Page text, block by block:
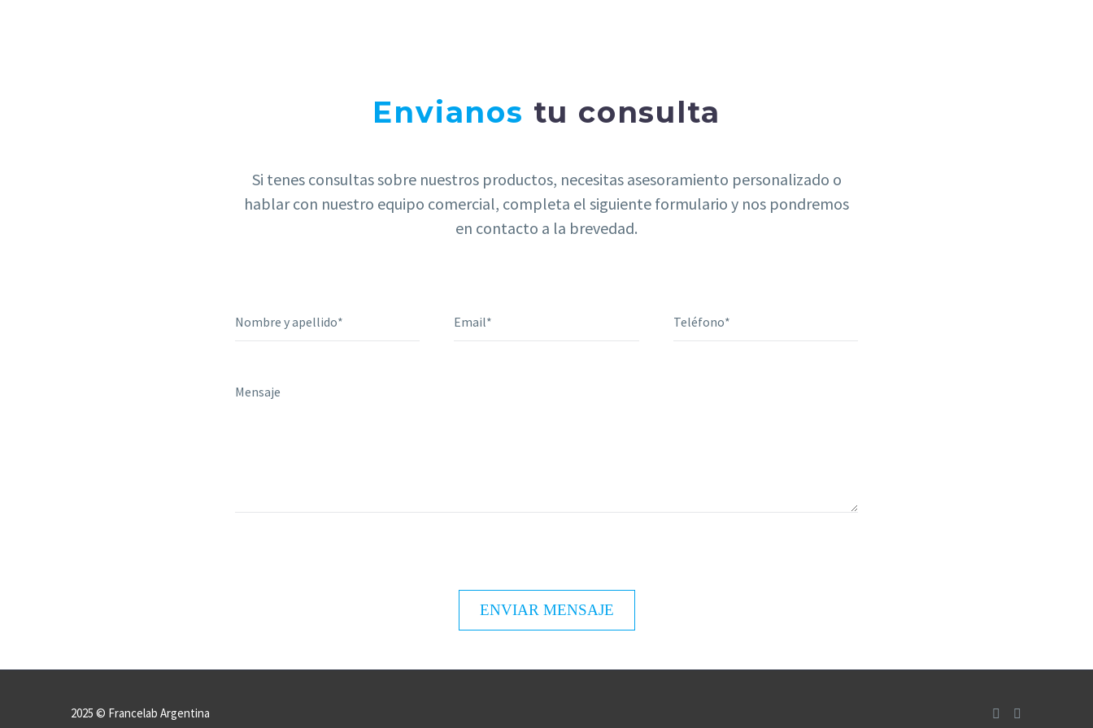
Envianos tu consulta
Si tenes consultas sobre nuestros productos, necesitas asesoramiento personalizado o
hablar con nuestro equipo comercial, completa el siguiente formulario y nos pondremos
en contacto a la brevedad.
2025 © Francelab Argentina